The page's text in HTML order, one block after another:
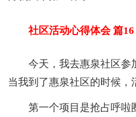
社区活动心得体会 篇16
今天，我去惠泉社区参加
当我到了惠泉社区的时候，
第一个项目是抢占呼啦